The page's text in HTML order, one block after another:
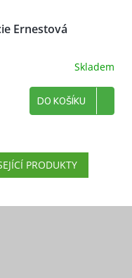
Ernestová
Skladem
DO KOŠÍKU
PRODUKTY